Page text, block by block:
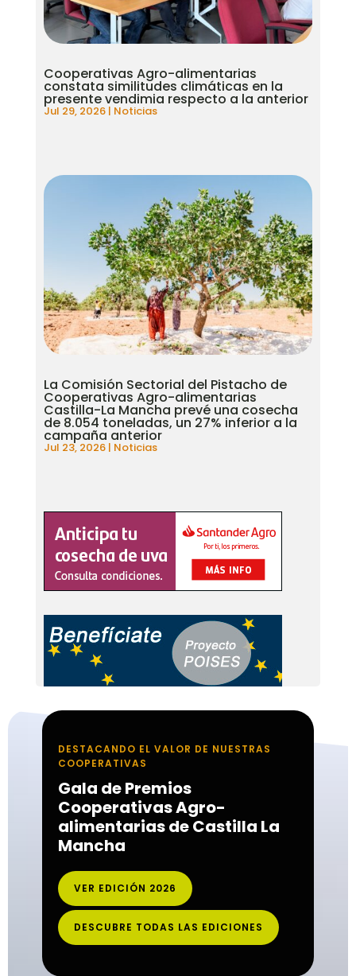
Cooperativas Agro-alimentarias
constata similitudes climáticas en la
presente vendimia respecto a la anterior
Jul 29, 2026| Noticias
La Comisión Sectorial del Pistacho de
Cooperativas Agro-alimentarias
Castilla-La Mancha prevé una cosecha
de 8.054 toneladas, un 27% inferior a la
campaña anterior
Jul 23, 2026| Noticias
DESTACANDO EL VALOR DE NUESTRAS
COOPERATIVAS
Gala de Premios
Cooperativas Agro-
alimentarias de Castilla La
Mancha
VER EDICIÓN 2026
DESCUBRE TODAS LAS EDICIONES